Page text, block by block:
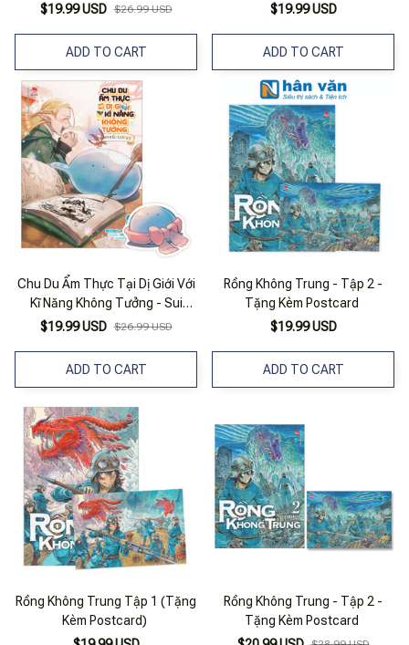
Phiêu Lưu Ký - Tập 2 - Tặng
$19.99 USD $26.99 USD
ADD TO CART
Bookmark)- Tntmanga
$19.99 USD
ADD TO CART
Chu Du Ẩm Thực Tại Dị Giới Với
Kĩ Năng Không Tưởng - Sui
Phiêu Lưu Ký - Tập 8 - Tặng
$19.99 USD $26.99 USD
ADD TO CART
Rồng Không Trung - Tập 2 -
Tặng Kèm Postcard
$19.99 USD
ADD TO CART
Rồng Không Trung Tập 1 (Tặng
Kèm Postcard)
Rồng Không Trung - Tập 2 -
Tặng Kèm Postcard